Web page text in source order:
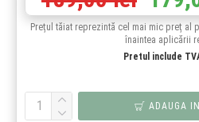
Prețul tăiat reprezintă cel mai mic preț al
înaintea aplicării
Pretul include
ADAUGA